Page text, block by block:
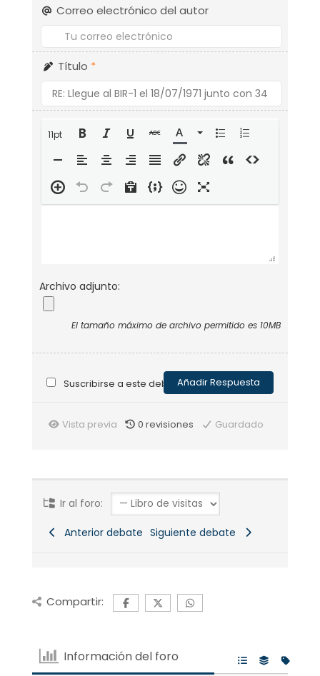
Correo electrónico del autor
Título *
11pt
Archivo adjunto:
El tamaño máximo de archivo permitido es 10MB
Suscribirse a este debate
Vista previa 0 revisiones Guardado
Ir al foro:
Anterior debate Siguiente debate
Compartir:
Información del foro